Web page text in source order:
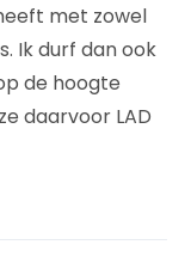
met zowel
Ik durf dan ook
de hoogte
daarvoor LAD